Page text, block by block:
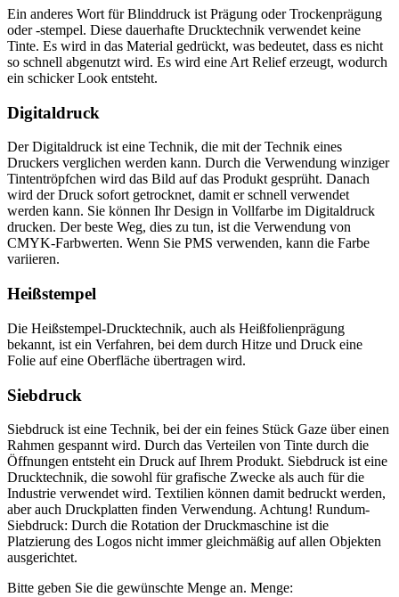
Ein anderes Wort für Blinddruck ist Prägung oder Trockenprägung
oder -stempel. Diese dauerhafte Drucktechnik verwendet keine
Tinte. Es wird in das Material gedrückt, was bedeutet, dass es nicht
so schnell abgenutzt wird. Es wird eine Art Relief erzeugt, wodurch
ein schicker Look entsteht.
Digitaldruck
Der Digitaldruck ist eine Technik, die mit der Technik eines
Druckers verglichen werden kann. Durch die Verwendung winziger
Tintentröpfchen wird das Bild auf das Produkt gesprüht. Danach
wird der Druck sofort getrocknet, damit er schnell verwendet
werden kann. Sie können Ihr Design in Vollfarbe im Digitaldruck
drucken. Der beste Weg, dies zu tun, ist die Verwendung von
CMYK-Farbwerten. Wenn Sie PMS verwenden, kann die Farbe
variieren.
Heißstempel
Die Heißstempel-Drucktechnik, auch als Heißfolienprägung
bekannt, ist ein Verfahren, bei dem durch Hitze und Druck eine
Folie auf eine Oberfläche übertragen wird.
Siebdruck
Siebdruck ist eine Technik, bei der ein feines Stück Gaze über einen
Rahmen gespannt wird. Durch das Verteilen von Tinte durch die
Öffnungen entsteht ein Druck auf Ihrem Produkt. Siebdruck ist eine
Drucktechnik, die sowohl für grafische Zwecke als auch für die
Industrie verwendet wird. Textilien können damit bedruckt werden,
aber auch Druckplatten finden Verwendung. Achtung! Rundum-
Siebdruck: Durch die Rotation der Druckmaschine ist die
Platzierung des Logos nicht immer gleichmäßig auf allen Objekten
ausgerichtet.
Bitte geben Sie die gewünschte Menge an. Menge: